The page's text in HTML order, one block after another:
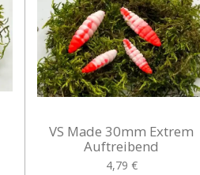
VS Made 30mm Extrem
Auftreibend
4,79 €